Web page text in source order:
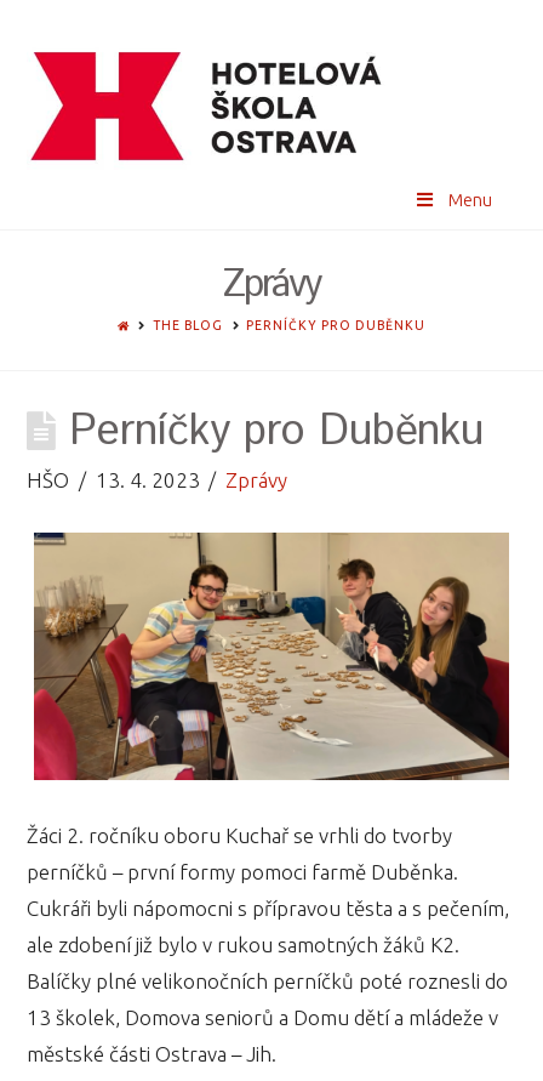
Menu
Zprávy
HOMETHE BLOG PERNÍČKY PRO DUBĚNKU
Perníčky pro Duběnku
HŠO 13. 4. 2023 Zprávy
Žáci 2. ročníku oboru Kuchař se vrhli do tvorby
perníčků – první formy pomoci farmě Duběnka.
Cukráři byli nápomocni s přípravou těsta a s pečením,
ale zdobení již bylo v rukou samotných žáků K2.
Balíčky plné velikonočních perníčků poté roznesli do
13 školek, Domova seniorů a Domu dětí a mládeže v
městské části Ostrava – Jih.